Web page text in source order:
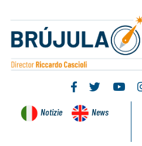
Notizie News